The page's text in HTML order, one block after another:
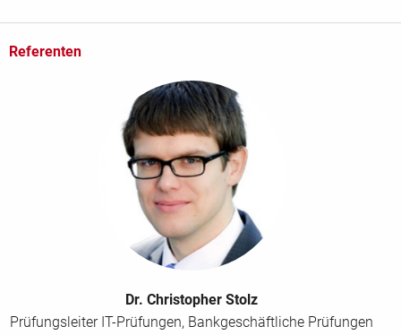
Referenten
Dr. Christopher Stolz
Prüfungsleiter IT-Prüfungen, Bankgeschäftliche Prüfungen